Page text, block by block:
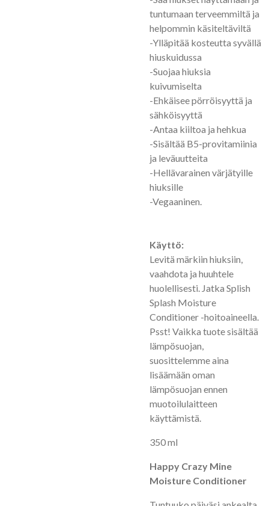
tuntumaan terveemmiltä ja
helpommin käsiteltäviltä
-Ylläpitää kosteutta syvällä
hiuskuidussa
-Suojaa hiuksia
kuivumiselta
-Ehkäisee pörröisyyttä ja
sähköisyyttä
-Antaa kiiltoa ja hehkua
-Sisältää B5-provitamiinia
ja leväuutteita
-Hellävarainen värjätyille
hiuksille
-Vegaaninen.
Käyttö:
Levitä märkiin hiuksiin,
vaahdota ja huuhtele
huolellisesti. Jatka Splish
Splash Moisture
Conditioner -hoitoaineella.
Psst! Vaikka tuote sisältää
lämpösuojan,
suosittelemme aina
lisäämään oman
lämpösuojan ennen
muotoilulaitteen
käyttämistä.
350 ml
Happy Crazy Mine
Moisture Conditioner